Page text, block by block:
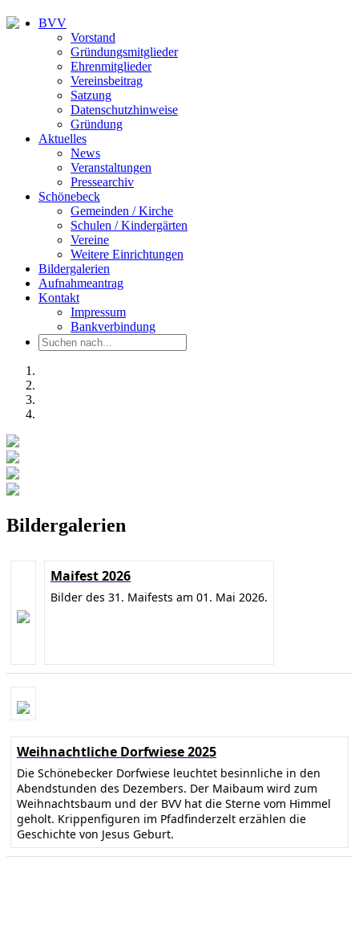
BVV
Vorstand
Gründungsmitglieder
Ehrenmitglieder
Vereinsbeitrag
Satzung
Datenschutzhinweise
Gründung
Aktuelles
News
Veranstaltungen
Pressearchiv
Schönebeck
Gemeinden / Kirche
Schulen / Kindergärten
Vereine
Weitere Einrichtungen
Bildergalerien
Aufnahmeantrag
Kontakt
Impressum
Bankverbindung
Bildergalerien
Maifest 2026
Bilder des 31. Maifests am 01. Mai 2026.
Weihnachtliche Dorfwiese 2025
Die Schönebecker Dorfwiese leuchtet besinnliche in den
Abendstunden des Dezembers. Der Maibaum wird zum
Weihnachtsbaum und der BVV hat die Sterne vom Himmel
geholt. Krippenfiguren im Pfadfinderzelt erzählen die
Geschichte von Jesus Geburt.